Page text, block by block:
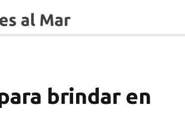
brindar en